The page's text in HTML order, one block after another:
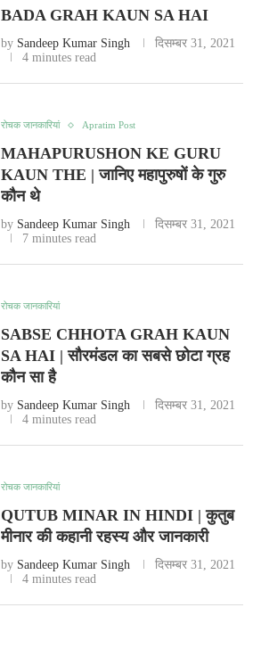
BADA GRAH KAUN SA HAI
by Sandeep Kumar Singh
दिसम्बर 31, 2021
4 minutes read
रोचक जानकारियां Apratim Post
MAHAPURUSHON KE GURU
KAUN THE | जानिए महापुरुषों के गुरु
कौन थे
by Sandeep Kumar Singh
दिसम्बर 31, 2021
7 minutes read
रोचक जानकारियां
SABSE CHHOTA GRAH KAUN
SA HAI | सौरमंडल का सबसे छोटा ग्रह
कौन सा है
by Sandeep Kumar Singh
दिसम्बर 31, 2021
4 minutes read
रोचक जानकारियां
QUTUB MINAR IN HINDI | कुतुब
मीनार की कहानी रहस्य और जानकारी
by Sandeep Kumar Singh
दिसम्बर 31, 2021
4 minutes read